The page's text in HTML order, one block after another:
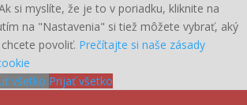
si myslíte, že je to v poriadku, kliknite na
na "Nastavenia" si tiež môžete vybrať, aký
povoliť. Prečítajte si naše zásady
všetko Prijať všetko